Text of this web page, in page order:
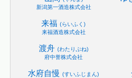
新潟第一酒造株式会社
来福 (らいふく)
来福酒造株式会社
渡舟 (わたりぶね)
府中誉株式会社
水府自慢 (すいふじまん)